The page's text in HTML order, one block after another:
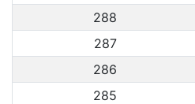
288
287
286
285